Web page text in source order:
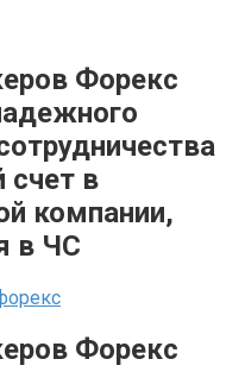
Форекс
счет в
компании,
в ЧС
Форекс